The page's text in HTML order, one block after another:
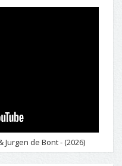
de Bont - (2026)